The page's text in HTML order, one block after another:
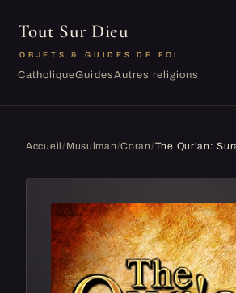
Tout Sur Dieu
OBJETS & GUIDES DE FOI
CatholiqueGuidesAutres religions
Accueil/ Musulman/Coran/The Qur'an: